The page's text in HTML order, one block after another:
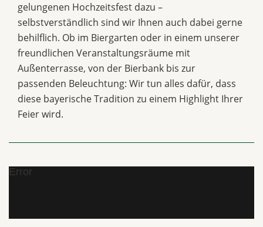
gelungenen Hochzeitsfest dazu –
selbstverständlich sind wir Ihnen auch dabei gerne
behilflich. Ob im Biergarten oder in einem unserer
freundlichen Veranstaltungsräume mit
Außenterrasse, von der Bierbank bis zur
passenden Beleuchtung: Wir tun alles dafür, dass
diese bayerische Tradition zu einem Highlight Ihrer
Feier wird.
Error